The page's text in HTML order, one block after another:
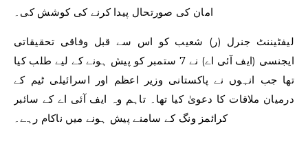
امان کی صورتحال پیدا کرنے کی کوشش کی۔
لیفٹیننٹ جنرل (ر) شعیب کو اس سے قبل وفاقی تحقیقاتی
ایجنسی (ایف آئی اے) نے 7 ستمبر کو پیش ہونے کے لیے طلب کیا
تھا جب انہوں نے پاکستانی وزیر اعظم اور اسرائیلی ٹیم کے
درمیان ملاقات کا دعویٰ کیا تھا۔ تاہم وہ ایف آئی اے کے سائبر
کرائمز ونگ کے سامنے پیش ہونے میں ناکام رہے۔